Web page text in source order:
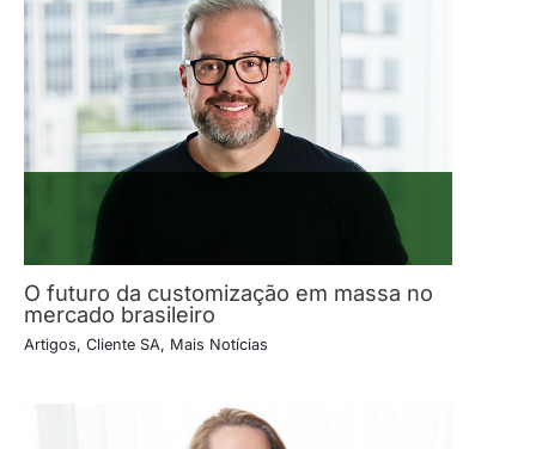
O futuro da customização em massa no
mercado brasileiro
Artigos, Cliente SA, Mais Notícias